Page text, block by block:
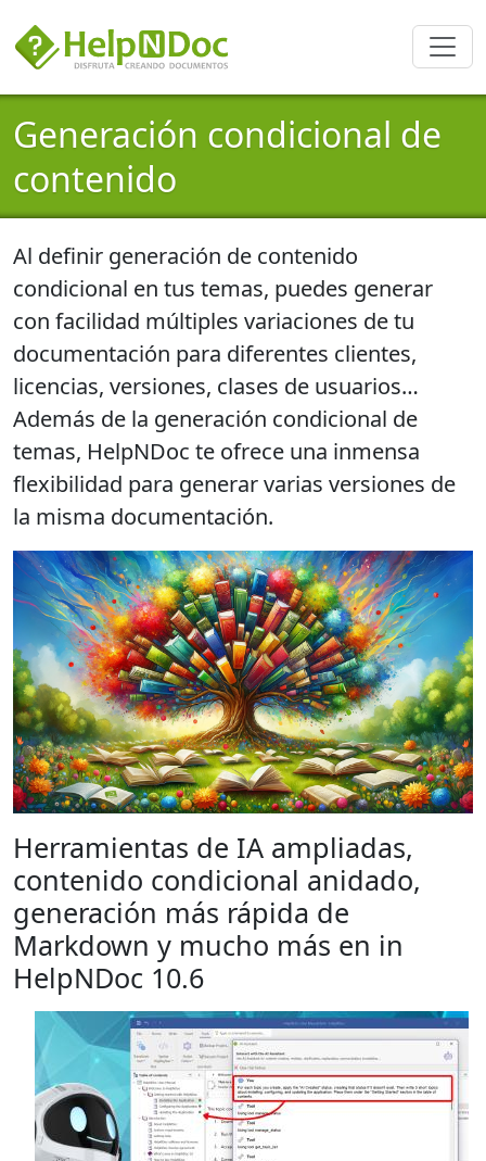
Generación condicional de
contenido
Al definir generación de contenido
condicional en tus temas, puedes generar
con facilidad múltiples variaciones de tu
documentación para diferentes clientes,
licencias, versiones, clases de usuarios…
Además de la generación condicional de
temas, HelpNDoc te ofrece una inmensa
flexibilidad para generar varias versiones de
la misma documentación.
Herramientas de IA ampliadas,
contenido condicional anidado,
generación más rápida de
Markdown y mucho más en in
HelpNDoc 10.6